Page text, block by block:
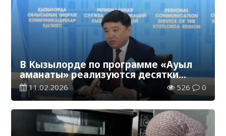
В Кызылорде по программе «Ауыл
аманаты» реализуются десятки
проектов
11.02.2026 526 0